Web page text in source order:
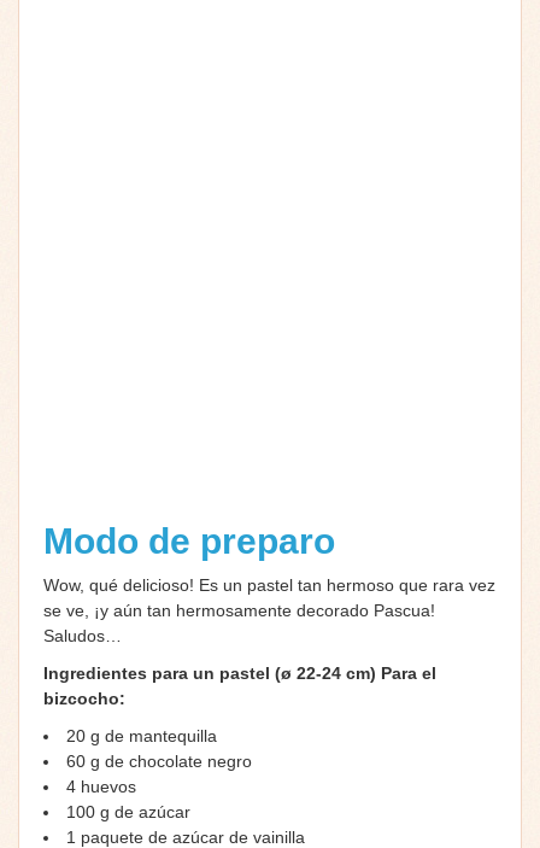
Modo de preparo
Wow, qué delicioso! Es un pastel tan hermoso que rara vez
se ve, ¡y aún tan hermosamente decorado Pascua!
Saludos…
Ingredientes para un pastel (ø 22-24 cm) Para el
bizcocho:
20 g de mantequilla
60 g de chocolate negro
4 huevos
100 g de azúcar
1 paquete de azúcar de vainilla